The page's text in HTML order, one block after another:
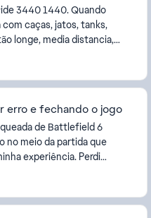
3440 1440. Quando
caças, jatos, tanks,
longe, media distancia,
tivesse suporte para...
erro e fechando o jogo
de Battlefield 6
no meio da partida que
experiência. Perdi